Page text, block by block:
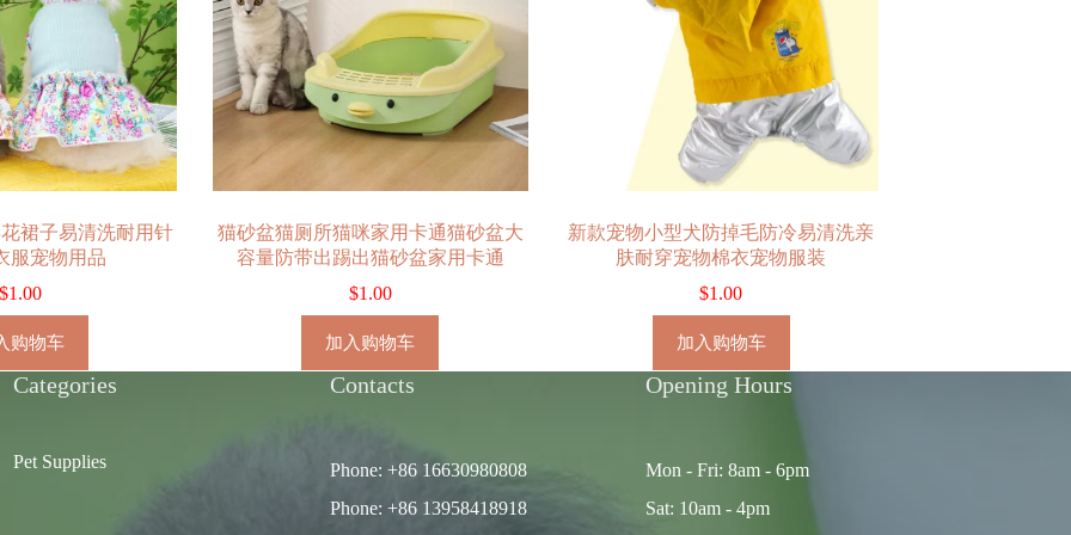
裙子易清洗耐用针
服宠物用品
1.00
购物车
猫砂盆猫厕所猫咪家用卡通猫砂盆大
容量防带出踢出猫砂盆家用卡通
$1.00
加入购物车
新款宠物小型犬防掉毛防冷易清洗亲
肤耐穿宠物棉衣宠物服装
$1.00
加入购物车
Categories
Pet Supplies
Contacts
Phone: +86 16630980808
Phone: +86 13958418918
Opening Hours
Mon - Fri: 8am - 6pm
Sat: 10am - 4pm